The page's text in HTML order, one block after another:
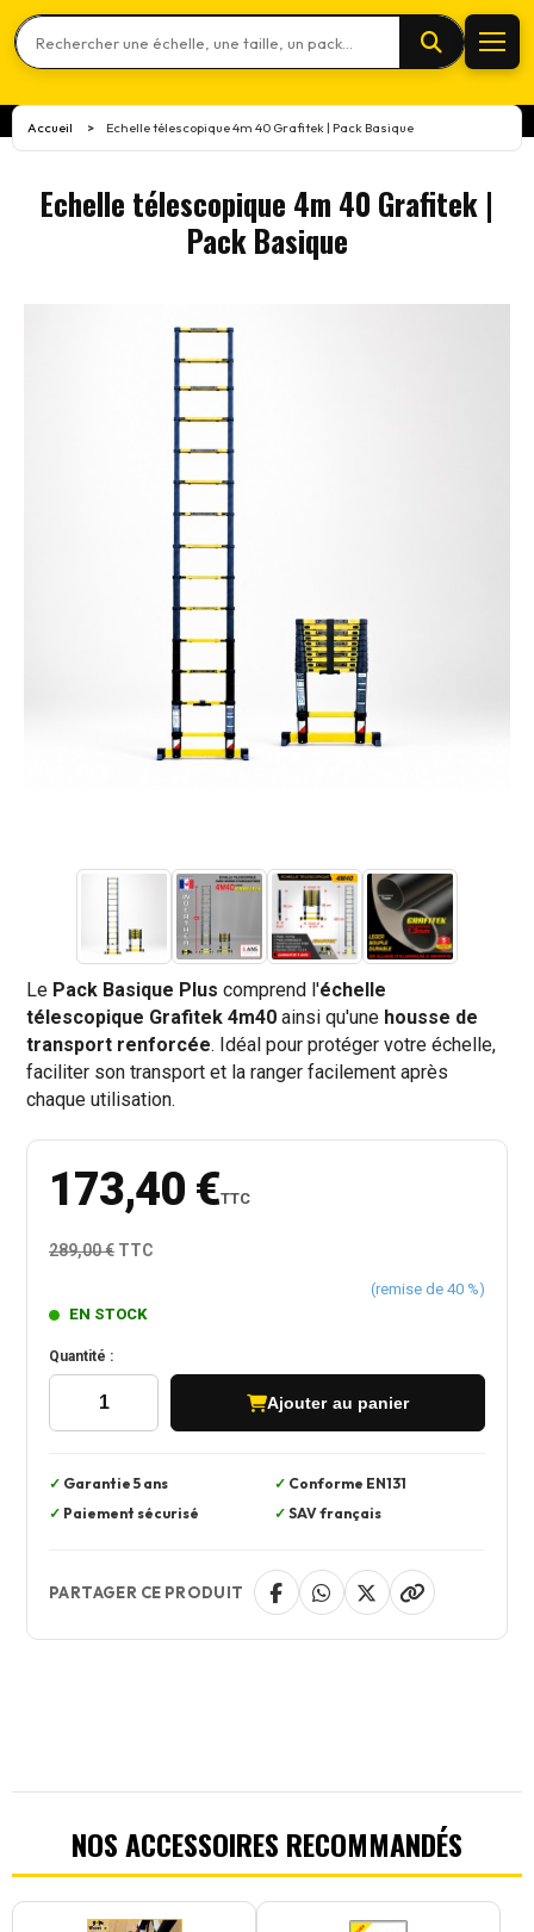
Rechercher un produit
Accueil > Echelle télescopique 4m 40 Grafitek | Pack Basique
Echelle télescopique 4m 40 Grafitek |
Pack Basique
Le Pack Basique Plus comprend l'échelle
télescopique Grafitek 4m40 ainsi qu'une housse de
transport renforcée. Idéal pour protéger votre échelle,
faciliter son transport et la ranger facilement après
chaque utilisation.
173,40 €TTC
289,00 € TTC
(remise de 40 %)
EN STOCK
Quantité :
Ajouter au panier
Garantie 5 ans
Conforme EN131
Paiement sécurisé
SAV français
PARTAGER CE PRODUIT
NOS ACCESSOIRES RECOMMANDÉS